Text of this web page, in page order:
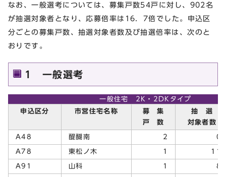
なお、一般選考については、募集戸数54戸に対し、902名
が抽選対象者となり、応募倍率は16．7倍でした。申込区
分ごとの募集戸数、抽選対象者数及び抽選倍率は、次のと
おりです。
1 一般選考
一般住宅 2K・2DKタイプ
申込区分
市営住宅名称
募 集
戸 数
抽 選
対象者数
A48 醍醐南 2 0
A78 東松ノ木 1 11
A91 山科 1 8